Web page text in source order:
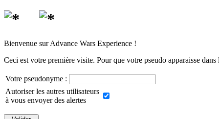
Bienvenue sur Advance Wars Experience !
Ceci est votre première visite. Pour que votre pseudo apparaisse
Votre pseudonyme :
Autoriser les autres utilisateurs
à vous envoyer des alertes